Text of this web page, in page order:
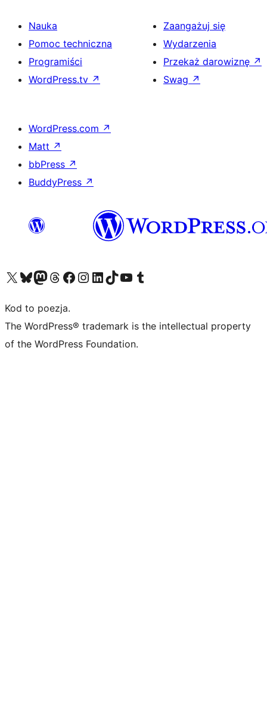
Nauka
Pomoc techniczna
Programiści
WordPress.tv ↗
Zaangażuj się
Wydarzenia
Przekaż darowiznę ↗
Swag ↗
WordPress.com ↗
Matt ↗
bbPress ↗
BuddyPress ↗
Odwiedź nasze konto X (dawniej Twitter)
Odwiedź nasze konto Bluesky
Odwiedź nasze konto na Mastodoncie
Odwiedź naszego Threadsa
Odwiedź naszego Facebooka
Odwiedź nasze konto na Instagramie
Odwiedź nasze konto na LinkedIn
Odwiedź naszego TikToka
Odwiedź nasz kanał YouTube
Odwiedź naszego Tumblra
Kod to poezja.
The WordPress® trademark is the intellectual property
of the WordPress Foundation.